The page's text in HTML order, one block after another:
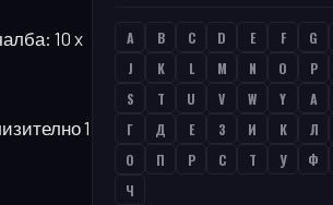
10 x
1
A B C D E F G
J
K L M N O P
S
T U V W Y А
Г
Д Е З И К Л
О
П Р С Т У Ф
Ч